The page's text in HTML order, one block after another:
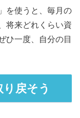
を使うと、毎月の
将来どれくらい資
ひ一度、自分の目
戻そう